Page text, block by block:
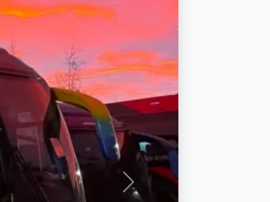
Siguiente